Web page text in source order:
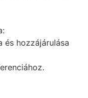
és hozzájárulása